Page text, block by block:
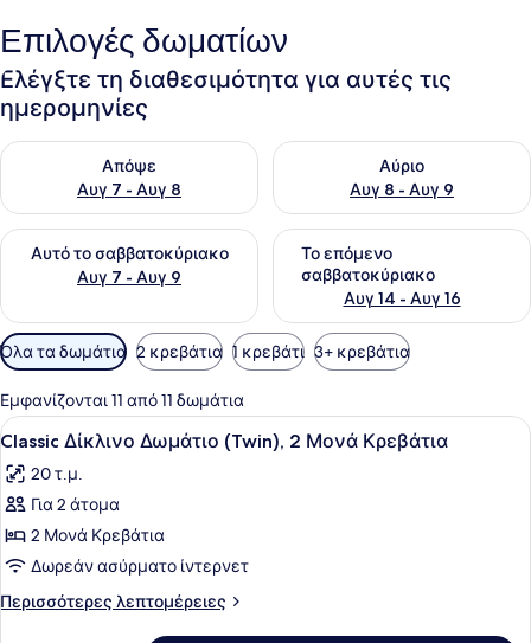
Επιλογές δωματίων
Ελέγξτε τη διαθεσιμότητα για αυτές τις
ημερομηνίες
Απόψε
Αυγ 7 - Αυγ 8
Έλεγχος διαθεσιμότητας για απόψε Αυγ 7 - Αυγ 8
Αύριο
Αυγ 8 - Αυγ 9
Έλεγχος διαθεσιμότητας
Αυτό το σαββατοκύριακο
Αυγ 7 - Αυγ 9
Έλεγχος διαθεσιμότητας για αυτό το σαββατοκύριακο
Το επόμενο
σαββατοκύριακο
Αυγ 14 - Αυγ 16
Έλεγχος διαθεσιμότητας
Διαθέσιμα
φίλτρα
για
τα
δωμάτια
Όλα τα δωμάτια 2 κρεβάτια 1 κρεβάτι 3+ κρεβάτια
Εμφανίζονται 11 από 11 δωμάτια
Προβολή
όλων
των
φωτογραφιών
για
Classic
Δίκλινο
Δωμάτιο
Κλινοσκεπάσματα υψηλής
11
Classic Δίκλινο Δωμάτιο (Twin), 2 Μονά Κρεβάτια
20 τ.μ.
Για 2 άτομα
2 Μονά Κρεβάτια
Δωρεάν ασύρματο ίντερνετ
Περισσότερες λεπτομέρειες
Περισσότερες